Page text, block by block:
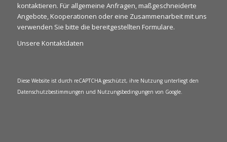
kontaktieren. Für allgemeine Anfragen, maßgeschneiderte
Angebote, Kooperationen oder eine Zusammenarbeit mit uns
verwenden Sie bitte die bereitgestellten Formulare.
Unsere Kontaktdaten
Diese Website ist durch reCAPTCHA geschützt, ihre Nutzung unterliegt den
Datenschutzbestimmungen und Nutzungsbedingungen von Google.